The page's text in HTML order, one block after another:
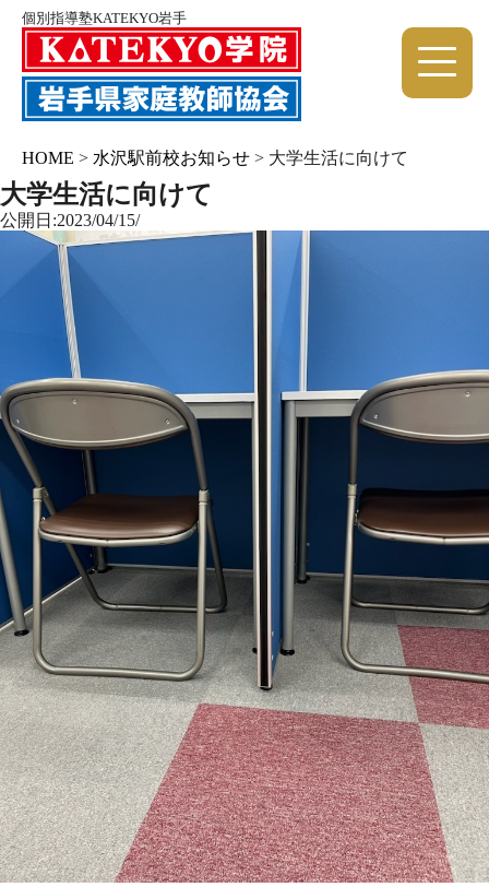
個別指導塾KATEKYO岩手
HOME > 水沢駅前校お知らせ > 大学生活に向けて
大学生活に向けて
公開日:2023/04/15/